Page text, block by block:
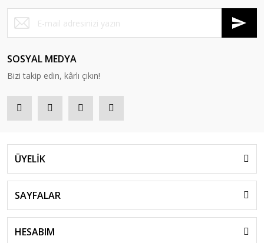
SOSYAL MEDYA
Bizi takip edin, kârlı çıkın!
ÜYELİK
SAYFALAR
HESABIM